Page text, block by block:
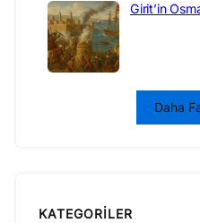
Girit’in
Daha
KATEGORILER